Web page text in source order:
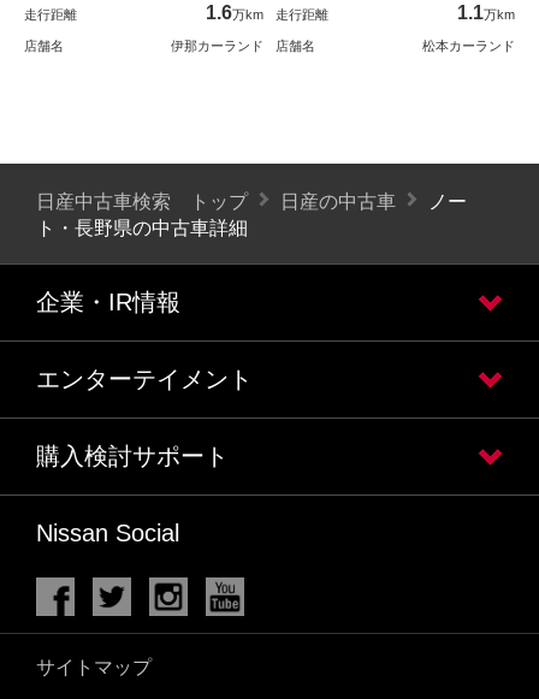
走行距離
1.6万km
店舗名 伊那カーランド
走行距離
1.1万km
店舗名 松本カーランド
日産中古車検索 トップ 日産の中古車
ノー
ト・長野県の中古車詳細
企業・IR情報
エンターテイメント
購入検討サポート
Nissan Social
サイトマップ